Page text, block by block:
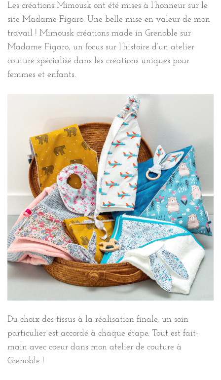
Les créations Mimousk ont été mises à l’honneur sur le
site Madame Figaro. Une belle mise en valeur de mon
travail ! Mimousk créations made in Grenoble sur
Madame Figaro, un focus sur l’histoire d’un atelier
couture spécialisé dans les créations uniques pour
femmes et enfants.
Du choix des tissus à la réalisation finale, un soin
particulier est accordé à chaque étape. Tout est fait-
main avec coeur dans mon atelier de couture à
Grenoble !